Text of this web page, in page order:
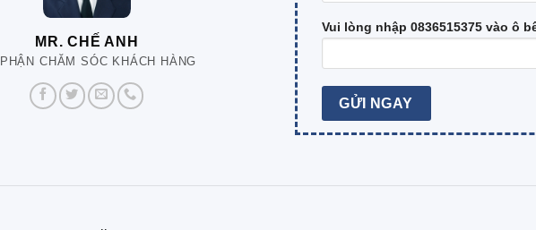
MR. CHẾ ANH
CHĂM SÓC KHÁCH HÀNG
Vui lòng nhập 0836515375 vào ô